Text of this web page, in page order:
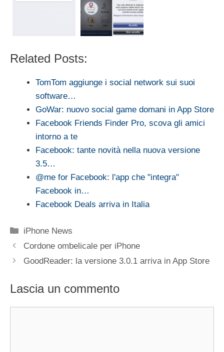
Related Posts:
TomTom aggiunge i social network sui suoi
software…
GoWar: nuovo social game domani in App Store
Facebook Friends Finder Pro, scova gli amici
intorno a te
Facebook: tante novità nella nuova versione
3.5…
@me for Facebook: l'app che "integra"
Facebook in…
Facebook Deals arriva in Italia
Categorie
iPhone News
Cordone ombelicale per iPhone
GoodReader: la versione 3.0.1 arriva in App Store
Lascia un commento